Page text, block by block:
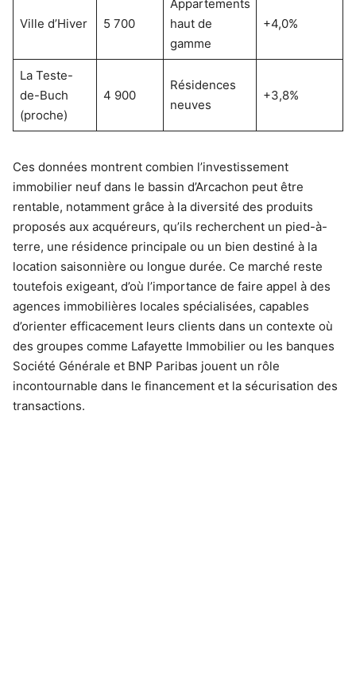
Ville d’Hiver 5 700
Appartements
haut de
gamme
+4,0%
La Teste-
de-Buch
(proche)
4 900
Résidences
neuves
+3,8%
Ces données montrent combien l’investissement
immobilier neuf dans le bassin d’Arcachon peut être
rentable, notamment grâce à la diversité des produits
proposés aux acquéreurs, qu’ils recherchent un pied-à-
terre, une résidence principale ou un bien destiné à la
location saisonnière ou longue durée. Ce marché reste
toutefois exigeant, d’où l’importance de faire appel à des
agences immobilières locales spécialisées, capables
d’orienter efficacement leurs clients dans un contexte où
des groupes comme Lafayette Immobilier ou les banques
Société Générale et BNP Paribas jouent un rôle
incontournable dans le financement et la sécurisation des
transactions.